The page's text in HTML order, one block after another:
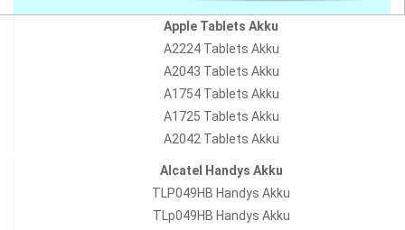
Apple Tablets Akku
A2224 Tablets Akku
A2043 Tablets Akku
A1754 Tablets Akku
A1725 Tablets Akku
A2042 Tablets Akku
Alcatel Handys Akku
TLP049HB Handys Akku
TLp049HB Handys Akku